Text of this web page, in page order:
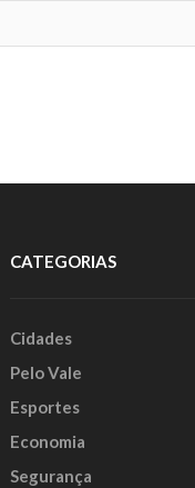
CATEGORIAS
Cidades
Pelo Vale
Esportes
Economia
Segurança